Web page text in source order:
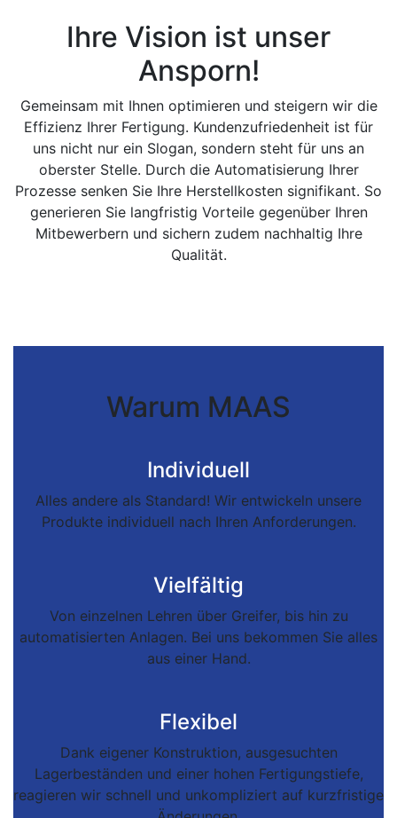
Ihre Vision ist unser
Ansporn!
Gemeinsam mit Ihnen optimieren und steigern wir die
Effizienz Ihrer Fertigung. Kundenzufriedenheit ist für
uns nicht nur ein Slogan, sondern steht für uns an
oberster Stelle. Durch die Automatisierung Ihrer
Prozesse senken Sie Ihre Herstellkosten signifikant. So
generieren Sie langfristig Vorteile gegenüber Ihren
Mitbewerbern und sichern zudem nachhaltig Ihre
Qualität.
Warum MAAS
Individuell
Alles andere als Standard! Wir entwickeln unsere
Produkte individuell nach Ihren Anforderungen.
Vielfältig
Von einzelnen Lehren über Greifer, bis hin zu
automatisierten Anlagen. Bei uns bekommen Sie alles
aus einer Hand.
Flexibel
Dank eigener Konstruktion, ausgesuchten
Lagerbeständen und einer hohen Fertigungstiefe,
reagieren wir schnell und unkompliziert auf kurzfristige